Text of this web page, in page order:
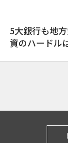
5大銀行も地
資のハードル